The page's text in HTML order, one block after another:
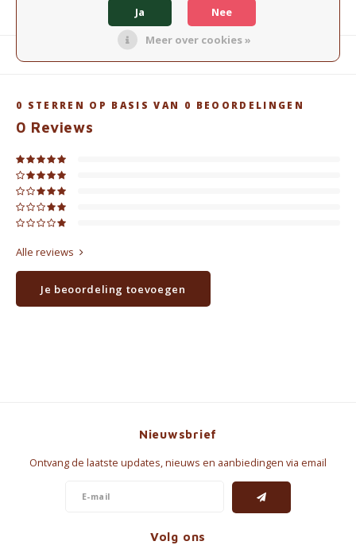
Productomschrijving
Gerelateerde producten
0 STERREN OP BASIS VAN 0 BEOORDELINGEN
0 Reviews
Alle reviews
Je beoordeling toevoegen
Nieuwsbrief
Ontvang de laatste updates, nieuws en aanbiedingen via email
Volg ons
Ja
Nee
Meer over cookies »